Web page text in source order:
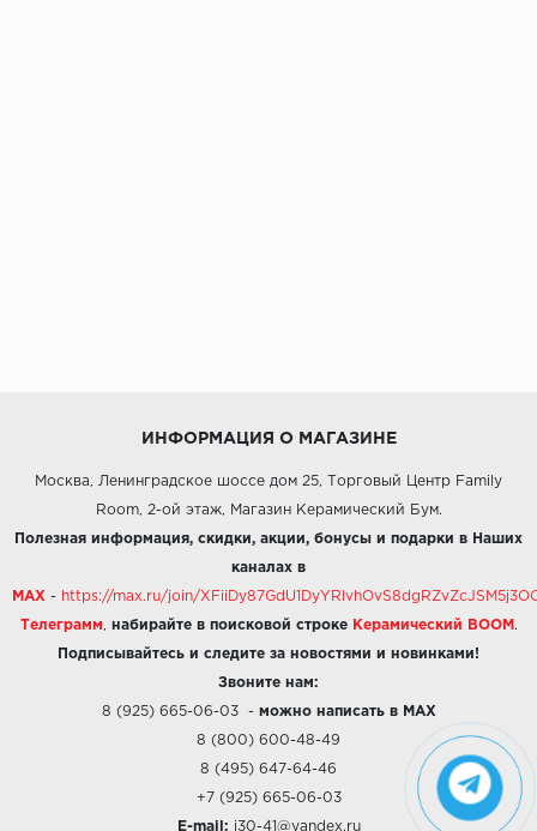
ИНФОРМАЦИЯ О МАГАЗИНЕ
Москва, Ленинградское шоссе дом 25, Торговый Центр Family
Room, 2-ой этаж, Магазин Керамический Бум.
Полезная информация, скидки, акции, бонусы и подарки в Наших
каналах в
MAX - https://max.ru/join/
Телеграмм набирайте в поисковой строке Керамический BOOM .
Подписывайтесь и следите за новостями и новинками!
Звоните нам:
8 (925) 665-06-03- можно написать в MAX
8 (800) 600-48-49
8 (495) 647-64-46
+7 (925) 665-06-03
E-mail: i30-41@yandex.ru